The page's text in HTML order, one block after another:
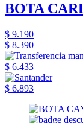
BOTA
$ 9.190
$ 8.390
$ 6.433
$ 6.893